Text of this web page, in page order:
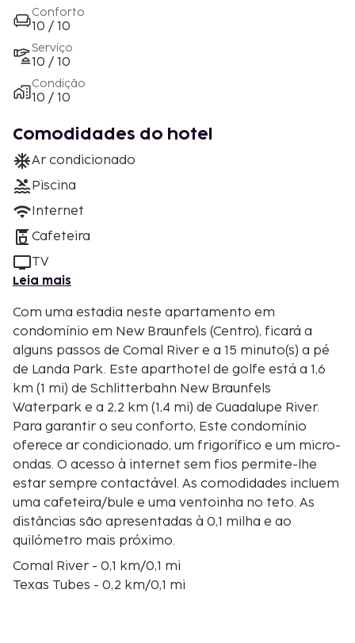
Conforto
10 / 10
Serviço
10 / 10
Condição
10 / 10
Comodidades do hotel
Ar condicionado
Piscina
Internet
Cafeteira
TV
Leia mais
Com uma estadia neste apartamento em
condomínio em New Braunfels (Centro), ficará a
alguns passos de Comal River e a 15 minuto(s) a pé
de Landa Park. Este aparthotel de golfe está a 1,6
km (1 mi) de Schlitterbahn New Braunfels
Waterpark e a 2,2 km (1,4 mi) de Guadalupe River.
Para garantir o seu conforto, Este condomínio
oferece ar condicionado, um frigorífico e um micro-
ondas. O acesso à internet sem fios permite-lhe
estar sempre contactável. As comodidades incluem
uma cafeteira/bule e uma ventoinha no teto. As
distâncias são apresentadas à 0,1 milha e ao
quilómetro mais próximo.
Comal River - 0,1 km/0,1 mi
Texas Tubes - 0,2 km/0,1 mi